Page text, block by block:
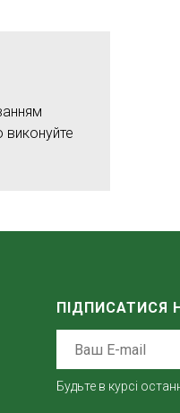
виконуйте
ПІДПИСАТИСЯ
Будьте в курсі